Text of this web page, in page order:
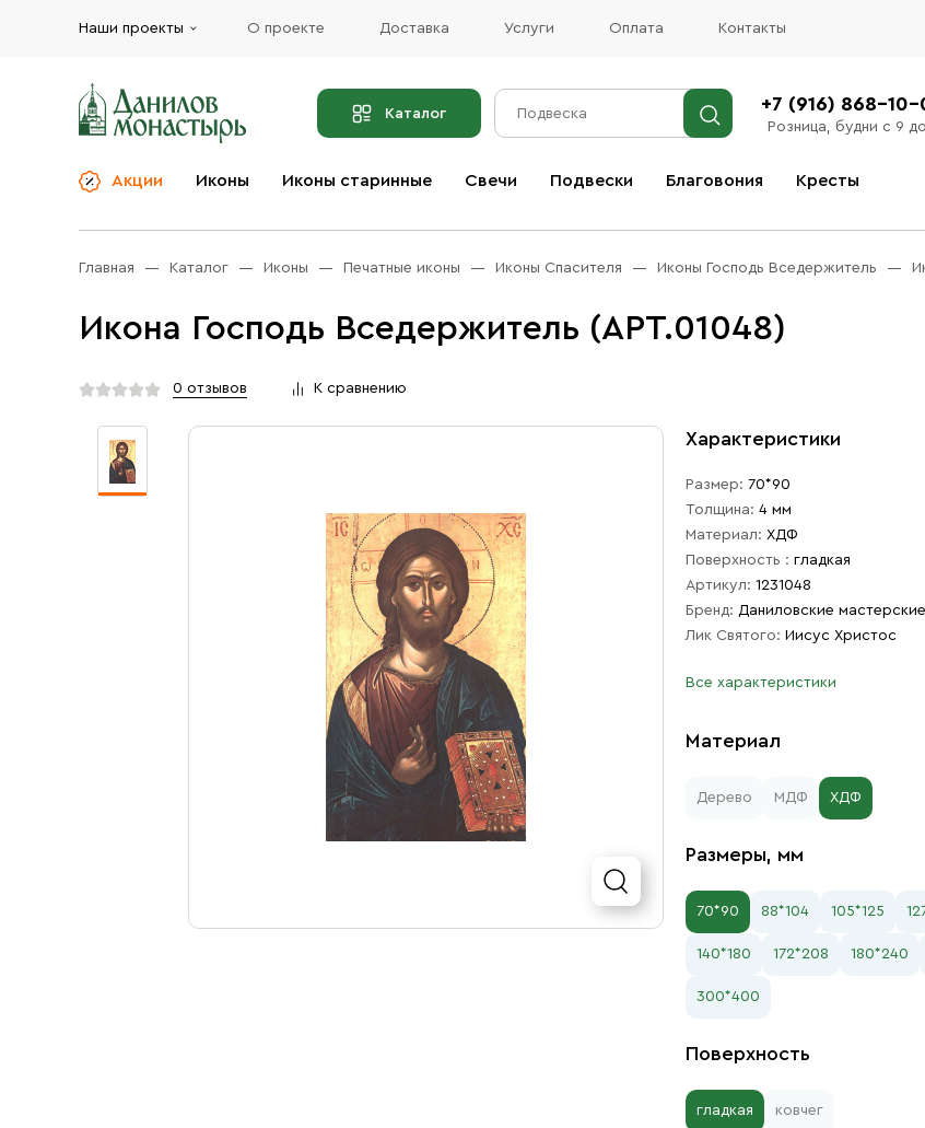
Наши проекты О проекте Доставка Услуги Оплата Контакты
Каталог +7 (916) 868-10-
Розница, будни с 9
Акции Иконы Иконы старинные Свечи Подвески Благовония Кресты
Церковная утварь
Иконы
Ювелирные изделия
Бренды
Услуги
Главная Каталог Иконы Печатные иконы Иконы Спасителя Иконы Господь Вседержитель
Икона Господь Вседержитель (АРТ.01048)
0 отзывов К сравнению
Характеристики
Размер: 70*90
Толщина: 4 мм
Материал: ХДФ
Поверхность : гладкая
Артикул: 1231048
Бренд: Даниловские мастерские
Лик Святого: Иисус Христос
Все характеристики
Материал
Дерево МДФ ХДФ
Размеры, мм
70*90 88*104 105*125
140*180 172*208 180*240
300*400
Поверхность
гладкая ковчег